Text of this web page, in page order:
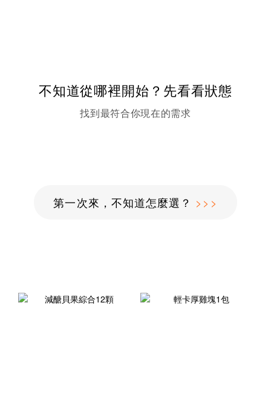
不知道從哪裡開始？先看看狀態
找到最符合你現在的需求
第一次來，不知道怎麼選？ >>>